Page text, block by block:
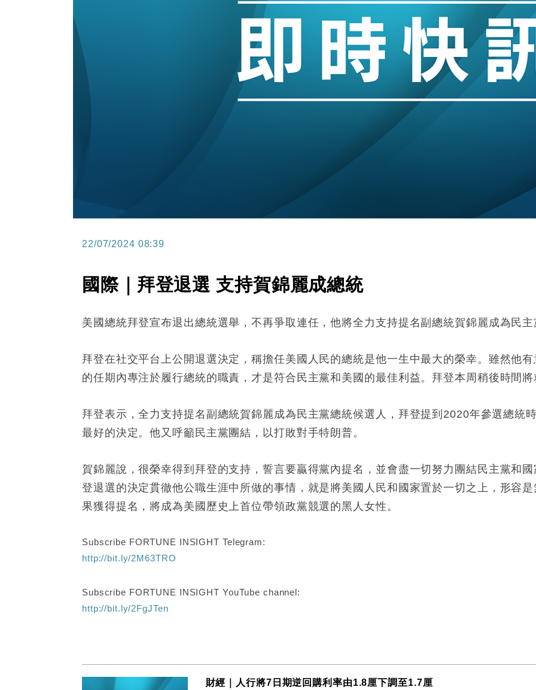
財經｜香港7月PMI回落至51 企業擴張放慢兼縮減人手
財經｜黑石傳再籌逾360億美元 支援Anthropic租用Google晶片
10:57 財經｜美商務部擬擴大金屬關稅範圍 14類產品或加徵25%
18:15 本地｜新世界K11 9月升級會員制度 增鉑金卡級別鎖定高消費客群
17:40 財經｜本港6月零售額連升14個月 珠寶鐘錶銷售升勢最強
16:33 財經｜滙控重啟最多10億美元回購 派息比率目標維持50%
22/07/2024 08:39
國際｜拜登退選 支持賀錦麗成總統
美國總統拜登宣布退出總統選舉，不再爭取連任，他將全力支持提名副總統賀錦麗成為民主
拜登在社交平台上公開退選決定，稱擔任美國人民的總統是他一生中最大的榮幸。雖然他
的任期內專注於履行總統的職責，才是符合民主黨和美國的最佳利益。拜登本周稍後時間將
拜登表示，全力支持提名副總統賀錦麗成為民主黨總統候選人，拜登提到2020年參選總統
最好的決定。他又呼籲民主黨團結，以打敗對手特朗普。
賀錦麗說，很榮幸得到拜登的支持，誓言要贏得黨內提名，並會盡一切努力團結民主黨和
登退選的決定貫徹他公職生涯中所做的事情，就是將美國人民和國家置於一切之上，形容
果獲得提名，將成為美國歷史上首位帶領政黨競選的黑人女性。
Subscribe FORTUNE INSIGHT Telegram:
http://bit.ly/2M63TRO
Subscribe FORTUNE INSIGHT YouTube channel:
http://bit.ly/2FgJTen
財經｜人行將7日期逆回購利率由1.8厘下調至1.7厘